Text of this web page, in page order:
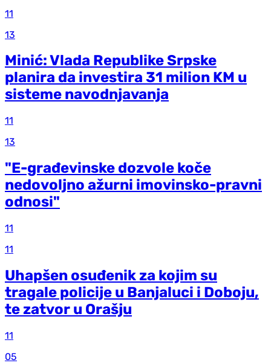
11
13
Minić: Vlada Republike Srpske
planira da investira 31 milion KM u
sisteme navodnjavanja
11
13
"E-građevinske dozvole koče
nedovoljno ažurni imovinsko-pravni
odnosi"
11
11
Uhapšen osuđenik za kojim su
tragale policije u Banjaluci i Doboju,
te zatvor u Orašju
11
05